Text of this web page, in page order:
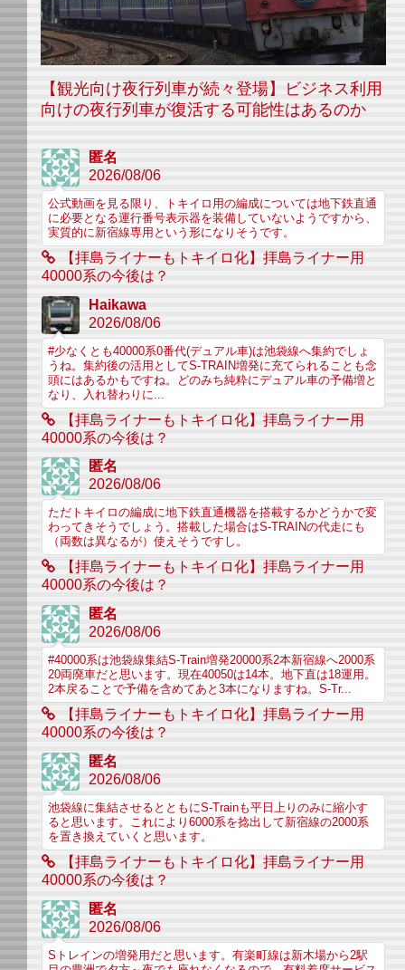
【観光向け夜行列車が続々登場】ビジネス利用
向けの夜行列車が復活する可能性はあるのか
匿名
2026/08/06
公式動画を見る限り、トキイロ用の編成については地下鉄直通
に必要となる運行番号表示器を装備していないようですから、
実質的に新宿線専用という形になりそうです。
【拝島ライナーもトキイロ化】拝島ライナー用
40000系の今後は？
Haikawa
2026/08/06
#少なくとも40000系0番代(デュアル車)は池袋線へ集約でしょ
うね。集約後の活用としてS-TRAIN増発に充てられることも念
頭にはあるかもですね。どのみち純粋にデュアル車の予備増と
なり、入れ替わりに...
【拝島ライナーもトキイロ化】拝島ライナー用
40000系の今後は？
匿名
2026/08/06
ただトキイロの編成に地下鉄直通機器を搭載するかどうかで変
わってきそうでしょう。搭載した場合はS-TRAINの代走にも
（両数は異なるが）使えそうですし。
【拝島ライナーもトキイロ化】拝島ライナー用
40000系の今後は？
匿名
2026/08/06
#40000系は池袋線集結S-Train増発20000系2本新宿線へ2000系
20両廃車だと思います。現在40050は14本。地下直は18運用。
2本戻ることで予備を含めてあと3本になりますね。S-Tr...
【拝島ライナーもトキイロ化】拝島ライナー用
40000系の今後は？
匿名
2026/08/06
池袋線に集結させるとともにS-Trainも平日上りのみに縮小す
ると思います。これにより6000系を捻出して新宿線の2000系
を置き換えていくと思います。
【拝島ライナーもトキイロ化】拝島ライナー用
40000系の今後は？
匿名
2026/08/06
Sトレインの増発用だと思います。有楽町線は新木場から2駅